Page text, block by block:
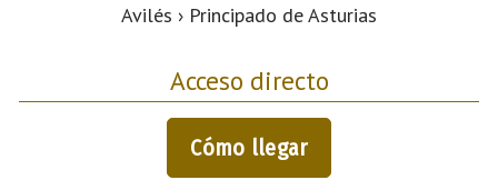
Avilés › Principado de Asturias
Acceso directo
Cómo llegar